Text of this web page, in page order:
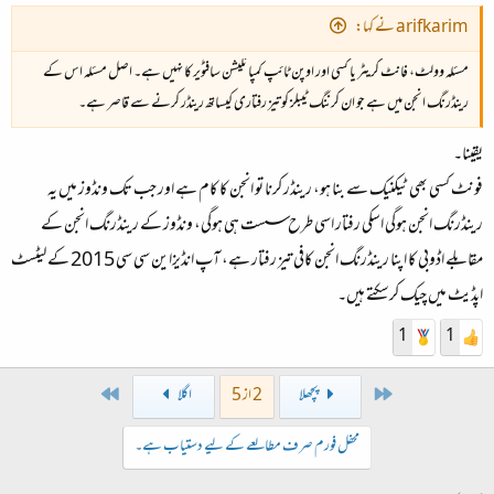
arifkarim نے کہا:
مسئلہ وولٹ، فانٹ کریٹر یا کسی اور اوپن ٹائپ کمپائلیشن سافٹویر کا نہیں ہے۔ اصل مسئلہ اس کے
رینڈرنگ انجن میں ہے جو ان کرننگ ٹیبلز کو تیز رفتاری کیساتھ رینڈر کرنے سے قاصر ہے۔
یقینا۔
فونٹ کسی بھی ٹیکنیک سے بنا ہو، رینڈر کرنا تو انجن کا کام ہے اور جب تک ونڈوز میں یہ
رینڈرنگ انجن ہوگی اسکی رفتار اسی طرح سست ہی ہوگی، ونڈوز کے رینڈرنگ انجن کے
مقابلے اڈوبی کا اپنا رینڈرنگ انجن کافی تیز رفتار ہے، آپ انڈیزاین سی سی 2015 کے لیٹسٹ
اپڈیٹ میں چیک کرسکتے ہیں۔
1
1
پچھلا 2 از 5 اگلا
محفل فورم صرف مطالعے کے لیے دستیاب ہے۔